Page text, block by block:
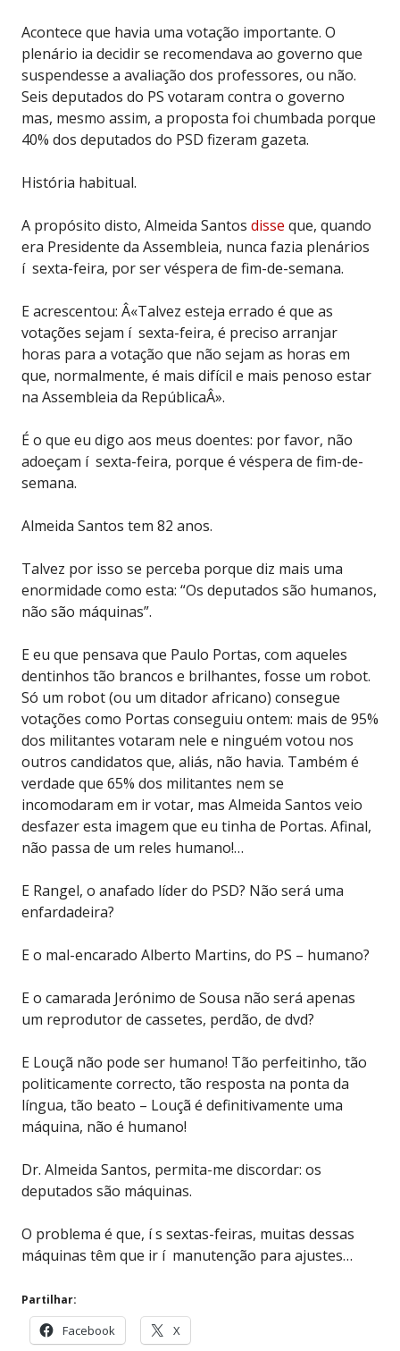
Acontece que havia uma votação importante. O
plenário ia decidir se recomendava ao governo que
suspendesse a avaliação dos professores, ou não.
Seis deputados do PS votaram contra o governo
mas, mesmo assim, a proposta foi chumbada porque
40% dos deputados do PSD fizeram gazeta.
História habitual.
A propósito disto, Almeida Santos disse que, quando
era Presidente da Assembleia, nunca fazia plenários
í sexta-feira, por ser véspera de fim-de-semana.
E acrescentou: Â«Talvez esteja errado é que as
votações sejam í sexta-feira, é preciso arranjar
horas para a votação que não sejam as horas em
que, normalmente, é mais difícil e mais penoso estar
na Assembleia da RepúblicaÂ».
É o que eu digo aos meus doentes: por favor, não
adoeçam í sexta-feira, porque é véspera de fim-de-
semana.
Almeida Santos tem 82 anos.
Talvez por isso se perceba porque diz mais uma
enormidade como esta: “Os deputados são humanos,
não são máquinas”.
E eu que pensava que Paulo Portas, com aqueles
dentinhos tão brancos e brilhantes, fosse um robot.
Só um robot (ou um ditador africano) consegue
votações como Portas conseguiu ontem: mais de 95%
dos militantes votaram nele e ninguém votou nos
outros candidatos que, aliás, não havia. Também é
verdade que 65% dos militantes nem se
incomodaram em ir votar, mas Almeida Santos veio
desfazer esta imagem que eu tinha de Portas. Afinal,
não passa de um reles humano!…
E Rangel, o anafado líder do PSD? Não será uma
enfardadeira?
E o mal-encarado Alberto Martins, do PS – humano?
E o camarada Jerónimo de Sousa não será apenas
um reprodutor de cassetes, perdão, de dvd?
E Louçã não pode ser humano! Tão perfeitinho, tão
politicamente correcto, tão resposta na ponta da
língua, tão beato – Louçã é definitivamente uma
máquina, não é humano!
Dr. Almeida Santos, permita-me discordar: os
deputados são máquinas.
O problema é que, í s sextas-feiras, muitas dessas
máquinas têm que ir í manutenção para ajustes…
Partilhar:
Facebook X